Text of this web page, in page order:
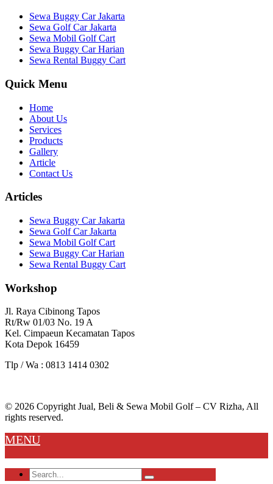
Sewa Buggy Car Jakarta
Sewa Golf Car Jakarta
Sewa Mobil Golf Cart
Sewa Buggy Car Harian
Sewa Rental Buggy Cart
Quick Menu
Home
About Us
Services
Products
Gallery
Article
Contact Us
Articles
Sewa Buggy Car Jakarta
Sewa Golf Car Jakarta
Sewa Mobil Golf Cart
Sewa Buggy Car Harian
Sewa Rental Buggy Cart
Workshop
Jl. Raya Cibinong Tapos
Rt/Rw 01/03 No. 19 A
Kel. Cimpaeun Kecamatan Tapos
Kota Depok 16459
Tlp / Wa : 0813 1414 0302
© 2026 Copyright Jual, Beli & Sewa Mobil Golf – CV Rizha, All
rights reserved.
MENU